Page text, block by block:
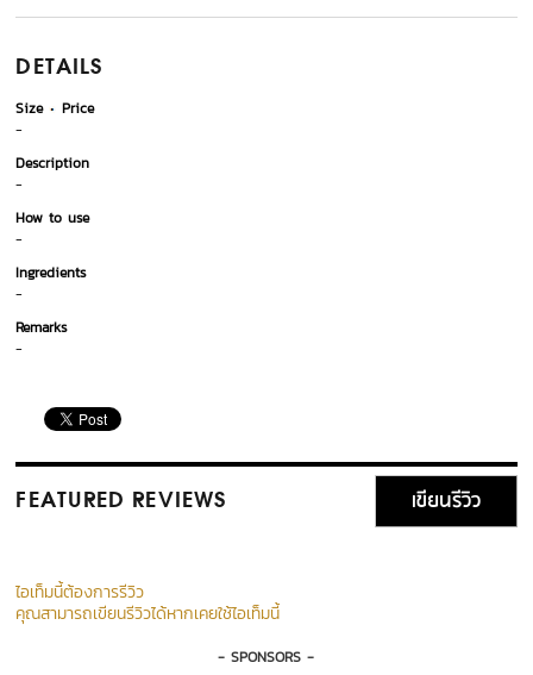
DETAILS
Size
Price
-
Description
-
How to use
-
Ingredients
-
Remarks
-
FEATURED REVIEWS เขียนรีวิว
ไอเท็มนี้ต้องการรีวิว
คุณสามารถเขียนรีวิวได้หากเคยใช้ไอเท็มนี้
- SPONSORS -